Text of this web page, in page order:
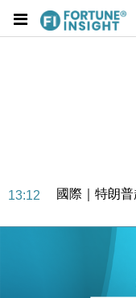
13:12
國際｜特朗
財經｜香港7
財經｜黑石
Google晶片